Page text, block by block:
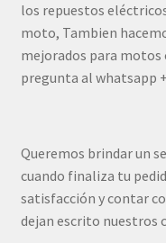
los repuestos
moto, Tambien
mejorados para motos
pregunta al whatsapp
Queremos brindar un
cuando finaliza tu
satisfacción y contar
dejan escrito nuestros